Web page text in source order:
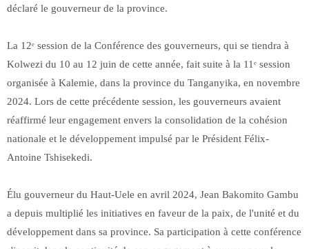
déclaré le gouverneur de la province.
La 12ᵉ session de la Conférence des gouverneurs, qui se tiendra à
Kolwezi du 10 au 12 juin de cette année, fait suite à la 11ᵉ session
organisée à Kalemie, dans la province du Tanganyika, en novembre
2024. Lors de cette précédente session, les gouverneurs avaient
réaffirmé leur engagement envers la consolidation de la cohésion
nationale et le développement impulsé par le Président Félix-
Antoine Tshisekedi.
Élu gouverneur du Haut-Uele en avril 2024, Jean Bakomito Gambu
a depuis multiplié les initiatives en faveur de la paix, de l'unité et du
développement dans sa province. Sa participation à cette conférence